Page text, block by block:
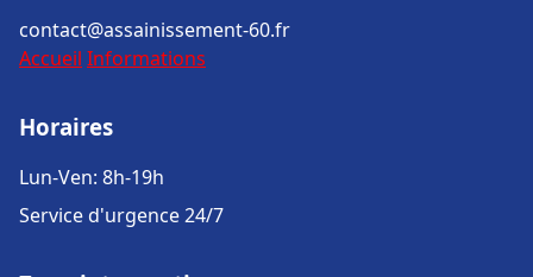
contact@assainissement-60.fr
Accueil Informations
Horaires
Lun-Ven: 8h-19h
Service d'urgence 24/7